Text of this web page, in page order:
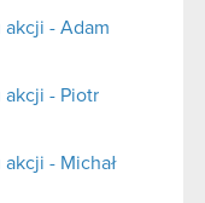
- Adam
- Piotr
- Michał